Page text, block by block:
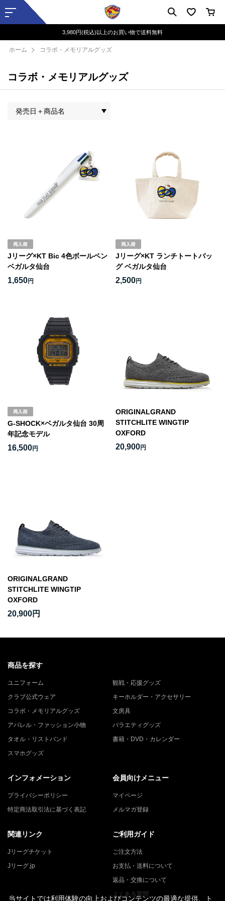
3,980円(税込)以上のお買い物で送料無料
ホーム コラボ・メモリアルグッズ
コラボ・メモリアルグッズ
発売日＋商品名
Jリーグ×KT Bic 4色ボールペン
ベガルタ仙台
1,650円
Jリーグ×KT ランチトートバッ
グ ベガルタ仙台
2,500円
G-SHOCK×ベガルタ仙台 30周
年記念モデル
16,500円
ORIGINALGRAND
STITCHLITE WINGTIP
OXFORD
20,900円
ORIGINALGRAND
STITCHLITE WINGTIP
OXFORD
20,900円
商品を探す
ユニフォーム
観戦・応援グッズ
クラブ公式ウェア
キーホルダー・アクセサリー
コラボ・メモリアルグッズ
文房具
アパレル・ファッション小物
バラエティグッズ
タオル・リストバンド
書籍・DVD・カレンダー
スマホグッズ
インフォメーション
プライバシーポリシー
特定商法取引法に基づく表記
会員向けメニュー
マイページ
メルマガ登録
関連リンク
Jリーグチケット
Jリーグ.jp
ご利用ガイド
ご注文方法
お支払・送料について
返品・交換について
よくある質問
当サイトでは利用体験の向上およびコンテンツの最適な提供、ト